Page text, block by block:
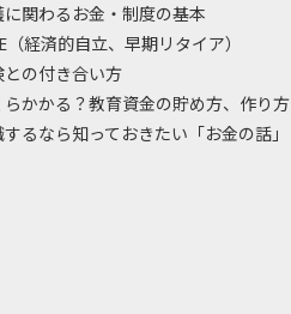
に関わるお金・制度の基本
（経済的自立、早期リタイア）
との付き合い方
らかかる？教育資金の貯め方、作り方
るなら知っておきたい「お金の話」